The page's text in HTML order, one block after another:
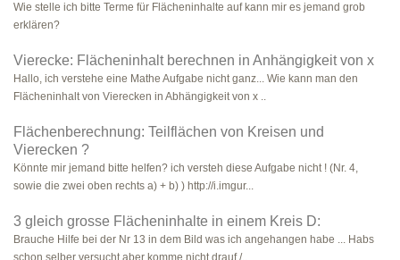
Wie stelle ich bitte Terme für Flächeninhalte auf kann mir es jemand grob
erklären?
Vierecke: Flächeninhalt berechnen in Anhängigkeit von x
Hallo, ich verstehe eine Mathe Aufgabe nicht ganz... Wie kann man den
Flächeninhalt von Vierecken in Abhängigkeit von x ..
Flächenberechnung: Teilflächen von Kreisen und
Vierecken ?
Könnte mir jemand bitte helfen? ich versteh diese Aufgabe nicht ! (Nr. 4,
sowie die zwei oben rechts a) + b) ) http://i.imgur...
3 gleich grosse Flächeninhalte in einem Kreis D:
Brauche Hilfe bei der Nr 13 in dem Bild was ich angehangen habe ... Habs
schon selber versucht aber komme nicht drauf /..